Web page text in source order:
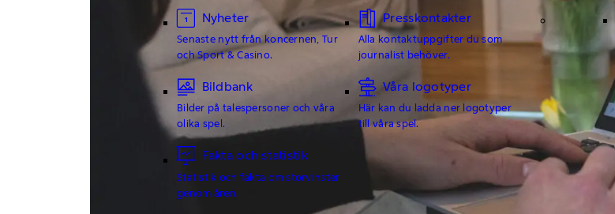
Nyheter
Senaste nytt från koncernen, Tur
och Sport & Casino.
Presskontakter
Alla kontaktuppgifter du som
journalist behöver.
Bildbank
Bilder på talespersoner och våra
olika spel.
Våra logotyper
Här kan du ladda ner logotyper
till våra spel.
Fakta och statistik
Statistik och fakta om storvinster
genom åren.